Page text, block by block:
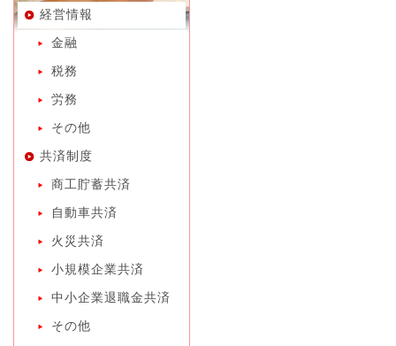
経営情報
金融
税務
労務
その他
共済制度
商工貯蓄共済
自動車共済
火災共済
小規模企業共済
中小企業退職金共済
その他